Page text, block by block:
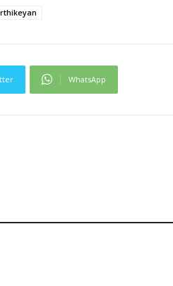
WhatsApp